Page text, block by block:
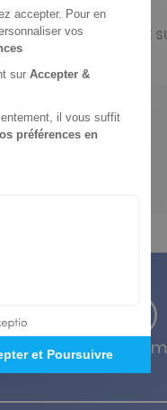
L'AVIS DE VIAPRESSE
Satisfait ou